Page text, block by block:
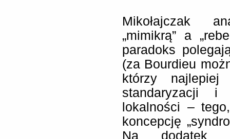
Mikołajczak
„mimikrą” a
paradoks
(za Bourdieu
którzy
standaryzacji i
lokalności –
koncepcję
Na dodatek